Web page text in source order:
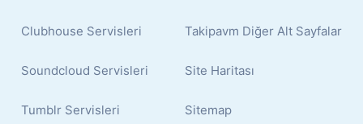
Clubhouse Servisleri
Soundcloud Servisleri
Tumblr Servisleri
Takipavm Diğer Alt Sayfalar
Site Haritası
Sitemap